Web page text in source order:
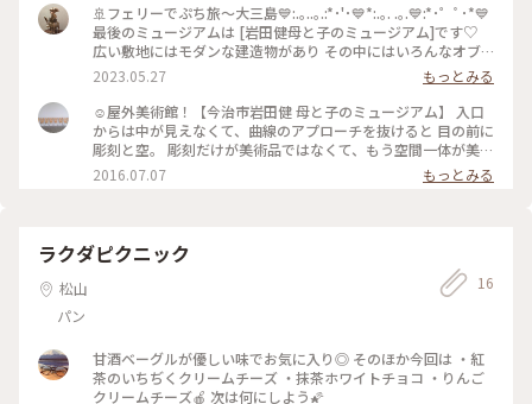
🚢フェリーでぷち旅〜大三島💙:.｡..｡.:*･'･💙*:.｡. .｡.💙:*･゜ﾟ･*💙
最後のミュージアムは [岩田健母と子のミュージアム]です♡
広い敷地にはモダンな建造物があり その中にはいろんなオブ
ジェが並べてありました ＊ 彫刻家の岩田健氏の作品が展示さ
れています 正面には旧小学校を 宿泊施設に使っている場所も
あります🏫 大三島憩いの家があります くつろげる木造のゲス
トハウスで 美しい景色を楽しめる施設です🛖 外観や廊下の小
学校の雰囲気は残し 客室は洋室に改造され海のみえる展望風
れます😊 穏やかな海の景色を少し眺めて移動します🚗³₃ * * #
健
2023.05.27
もっとみる
☺︎屋外美術館！【今治市岩田健 母と子のミュージアム】 入口
からは中が見えなくて、曲線のアプローチを抜けると 目の前に
彫刻と空。 彫刻だけが美術品ではなくて、もう空間一体が美術
品という印象です。 軒下にはベンチもあるので、お好きな場所
で◎ 設計:伊東豊雄 他にせんだいメディアテークや、銀座の
2016.07.07 もっとみる
ラクダピクニック
松山
パン
16
甘酒ベーグルが優しい味でお気に入り◎ そのほか今回は ・紅
茶のいちぢくクリームチーズ ・抹茶ホワイトチョコ ・りんご
クリームチーズ🍎 次は何にしよう🌠